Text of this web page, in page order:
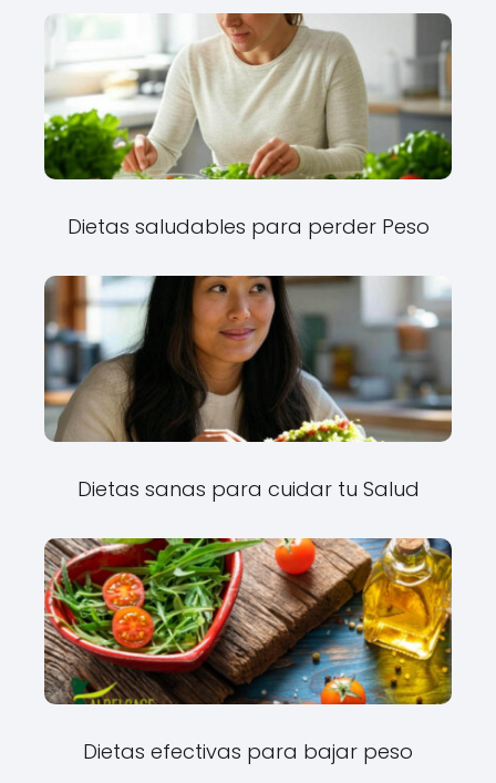
Dietas saludables para perder Peso
Dietas sanas para cuidar tu Salud
Dietas efectivas para bajar peso